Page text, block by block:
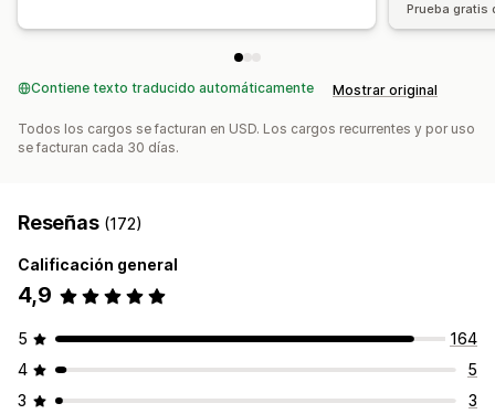
Prueba gratis
Contiene texto traducido automáticamente Mostrar original
Todos los cargos se facturan en USD. Los cargos recurrentes y por uso
se facturan cada 30 días.
Reseñas (172)
Calificación general
4,9
5
164
4
5
3
3